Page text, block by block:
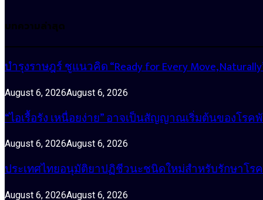
บทความล่าสุด
บำรุงราษฎร์ ชูแนวคิด “Ready for Every Move,
August 6, 2026August 6, 2026
“ไอเรื้อรัง เหนื่อยง่าย” อาจเป็นสัญญาณเริ่มต้นของ
August 6, 2026August 6, 2026
ประเทศไทยอนุมัติยาปฏิชีวนะชนิดใหม่สำหรับรักษาโร
August 6, 2026August 6, 2026